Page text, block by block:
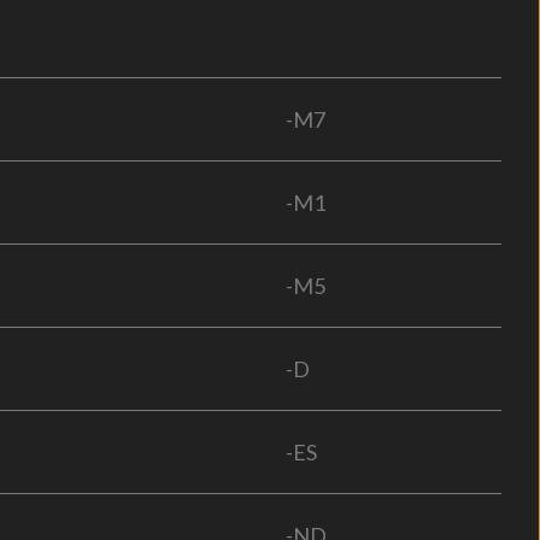
-M7
-M1
-M5
-D
-ES